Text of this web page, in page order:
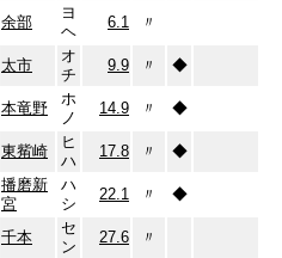
余部
ヨ
ヘ
6.1 〃
太市
オ
チ
9.9 〃 ◆
本竜野
ホ
ノ
14.9 〃 ◆
東觜崎
ヒ
ハ
17.8 〃 ◆
播磨新
宮
ハ
シ
22.1 〃 ◆
千本
セ
ン
27.6 〃